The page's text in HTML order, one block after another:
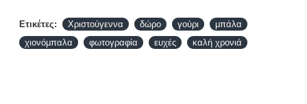
Ετικέτες: Χριστούγεννα δώρο γούρι
μπάλα
χιονόμπαλα
φωτογραφία ευχές καλή χρονιά